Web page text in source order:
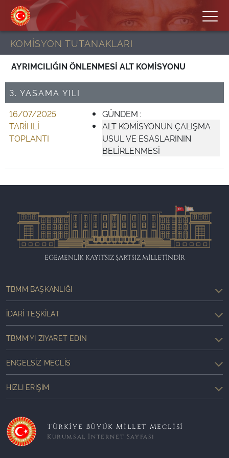
KOMİSYON TUTANAKLARI
AYRIMCILIĞIN ÖNLENMESİ ALT KOMİSYONU
3. YASAMA YILI
16/07/2025
TARİHLİ
TOPLANTI
GÜNDEM :
ALT KOMİSYONUN ÇALIŞMA
USUL VE ESASLARININ
BELİRLENMESİ
EGEMENLİK KAYITSIZ ŞARTSIZ MİLLETİNDİR
TBMM BAŞKANLIĞI
İDARI TEŞKILAT
TBMM'YI ZIYARET EDIN
ENGELSIZ MECLIS
HIZLI ERIŞIM
Türkiye Büyük Millet Meclisi
Kurumsal İnternet Sayfası